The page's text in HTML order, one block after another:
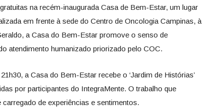
na recém-inaugurada Casa de Bem-Estar, um lugar
em frente à sede do Centro de Oncologia Campinas, à
a Casa do Bem-Estar promove o senso de
atendimento humanizado priorizado pelo COC.
a Casa do Bem-Estar recebe o ‘Jardim de Histórias’
por participantes do IntegraMente. O trabalho que
de experiências e sentimentos.